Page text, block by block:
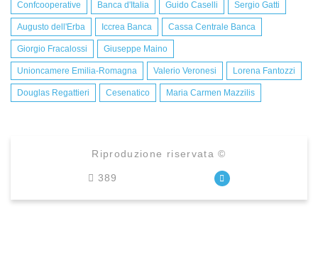
Confcooperative Banca d'Italia Guido Caselli Sergio Gatti
Augusto dell'Erba Iccrea Banca Cassa Centrale Banca
Giorgio Fracalossi Giuseppe Maino
Unioncamere Emilia-Romagna Valerio Veronesi Lorena Fantozzi
Douglas Regattieri Cesenatico Maria Carmen Mazzilis
Riproduzione riservata ©
389